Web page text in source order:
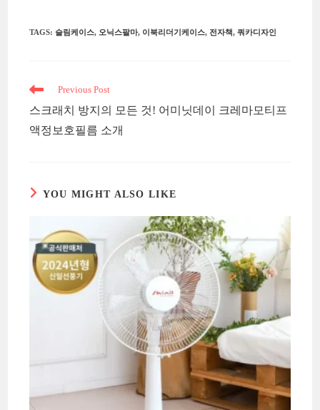
TAGS:슬림케이스, 오닉스팔마, 이북리더기케이스, 전자책, 쿼카디자인
Read
articles
Previous Post
스크래치 방지의 모든 것! 어미닛데이 크레마모티프
액정보호필름 소개
YOU MIGHT ALSO LIKE